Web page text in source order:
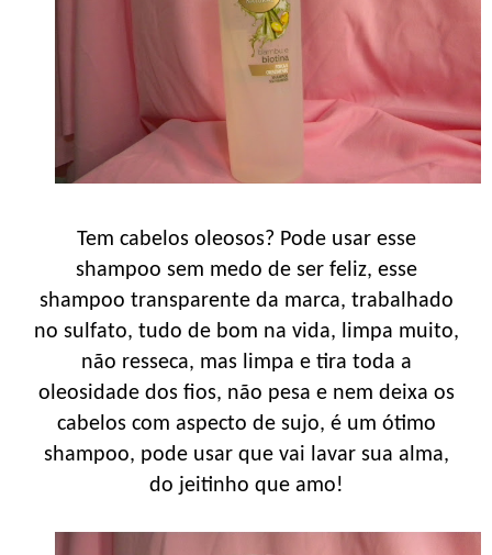
Tem cabelos oleosos? Pode usar esse
shampoo sem medo de ser feliz, esse
shampoo transparente da marca, trabalhado
no sulfato, tudo de bom na vida, limpa muito,
não resseca, mas limpa e tira toda a
oleosidade dos fios, não pesa e nem deixa os
cabelos com aspecto de sujo, é um ótimo
shampoo, pode usar que vai lavar sua alma,
do jeitinho que amo!